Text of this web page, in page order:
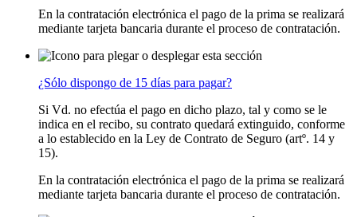
En la contratación electrónica el pago de la prima se realizará
mediante tarjeta bancaria durante el proceso de contratación.
¿Sólo dispongo de 15 días para pagar?
Si Vd. no efectúa el pago en dicho plazo, tal y como se le
indica en el recibo, su contrato quedará extinguido, conforme
a lo establecido en la Ley de Contrato de Seguro (artº. 14 y
15).
En la contratación electrónica el pago de la prima se realizará
mediante tarjeta bancaria durante el proceso de contratación.